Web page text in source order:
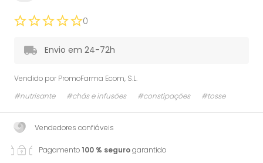
0
Envio em 24-72h
Vendido por PromoFarma Ecom, S.L.
#nutrisante
#chás e infusões #constipações #tosse
Vendedores confiáveis
Pagamento100 % segurogarantido